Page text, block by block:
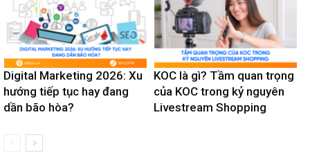
Digital Marketing 2026: Xu
hướng tiếp tục hay đang
dần bão hòa?
KOC là gì? Tầm quan trọng
của KOC trong kỷ nguyên
Livestream Shopping